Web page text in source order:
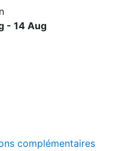
- 14 Aug
complémentaires